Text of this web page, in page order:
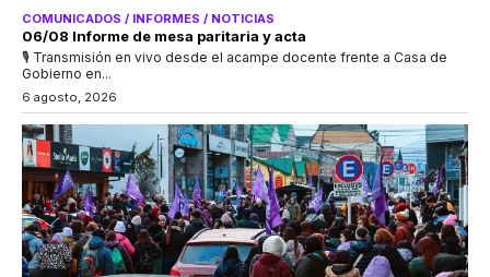
COMUNICADOS / INFORMES / NOTICIAS
06/08 Informe de mesa paritaria y acta
🎙 Transmisión en vivo desde el acampe docente frente a Casa de
Gobierno en...
6 agosto, 2026